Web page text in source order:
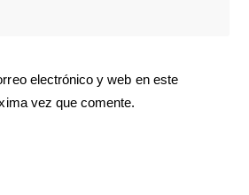
electrónico y web en este
vez que comente.